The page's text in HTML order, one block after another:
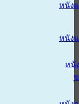
หนัง
หนัง
หนั